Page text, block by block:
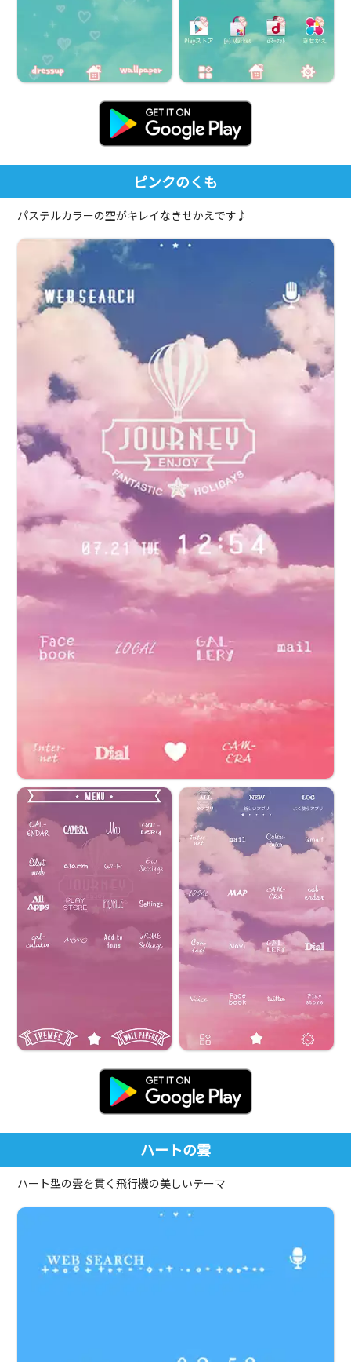
ピンクのくも
パステルカラーの空がキレイなきせかえです♪
ハートの雲
ハート型の雲を貫く飛行機の美しいテーマ